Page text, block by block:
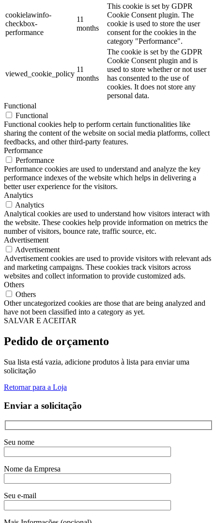
cookielawinfo-
checkbox-
performance
11
months
This cookie is set by GDPR
Cookie Consent plugin. The
cookie is used to store the user
consent for the cookies in the
category "Performance".
viewed_cookie_policy
11
months
The cookie is set by the GDPR
Cookie Consent plugin and is
used to store whether or not user
has consented to the use of
cookies. It does not store any
personal data.
Functional
Functional
Functional cookies help to perform certain functionalities like
sharing the content of the website on social media platforms, collect
feedbacks, and other third-party features.
Performance
Performance
Performance cookies are used to understand and analyze the key
performance indexes of the website which helps in delivering a
better user experience for the visitors.
Analytics
Analytics
Analytical cookies are used to understand how visitors interact with
the website. These cookies help provide information on metrics the
number of visitors, bounce rate, traffic source, etc.
Advertisement
Advertisement
Advertisement cookies are used to provide visitors with relevant ads
and marketing campaigns. These cookies track visitors across
websites and collect information to provide customized ads.
Others
Others
Other uncategorized cookies are those that are being analyzed and
have not been classified into a category as yet.
SALVAR E ACEITAR
Pedido de orçamento
Sua lista está vazia, adicione produtos à lista para enviar uma
solicitação
Retornar para a Loja
Enviar a solicitação
Seu nome
Nome da Empresa
Seu e-mail